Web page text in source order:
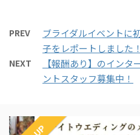
PREV
ブライダルイベントに
子をレポートしました！
NEXT
【報酬あり】のインタ
ントスタッフ募集中！